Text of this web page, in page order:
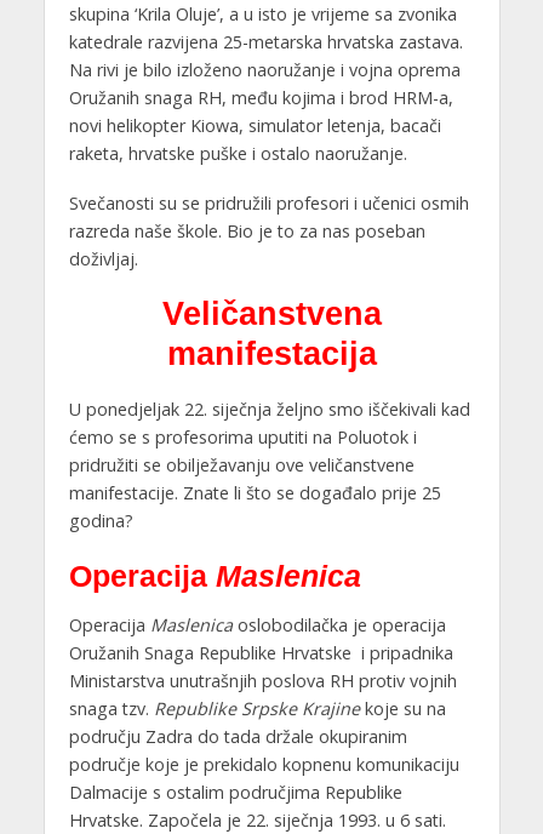
skupina ‘Krila Oluje’, a u isto je vrijeme sa zvonika
katedrale razvijena 25-metarska hrvatska zastava.
Na rivi je bilo izloženo naoružanje i vojna oprema
Oružanih snaga RH, među kojima i brod HRM-a,
novi helikopter Kiowa, simulator letenja, bacači
raketa, hrvatske puške i ostalo naoružanje.
Svečanosti su se pridružili profesori i učenici osmih
razreda naše škole. Bio je to za nas poseban
doživljaj.
Veličanstvena
manifestacija
U ponedjeljak 22. siječnja željno smo iščekivali kad
ćemo se s profesorima uputiti na Poluotok i
pridružiti se obilježavanju ove veličanstvene
manifestacije. Znate li što se događalo prije 25
godina?
Operacija Maslenica
Operacija Maslenicaoslobodilačka je operacija
Oružanih Snaga Republike Hrvatske i pripadnika
Ministarstva unutrašnjih poslova RH protiv vojnih
snaga tzv. Republike Srpske Krajinekoje su na
području Zadra do tada držale okupiranim
područje koje je prekidalo kopnenu komunikaciju
Dalmacije s ostalim područjima Republike
Hrvatske. Započela je 22. siječnja 1993. u 6 sati.